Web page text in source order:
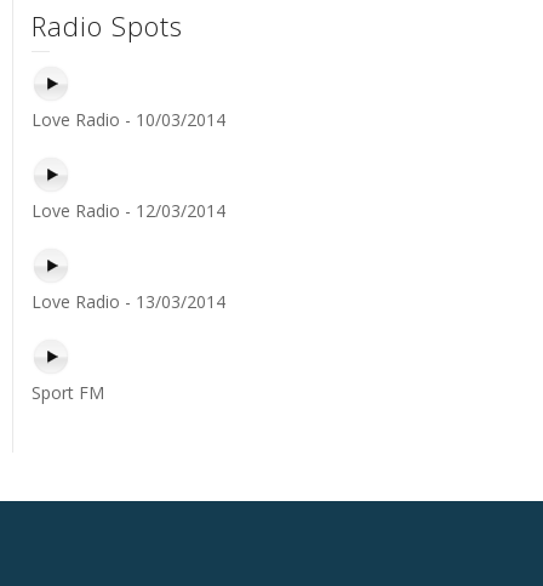
Radio Spots
Love Radio - 10/03/2014
Love Radio - 12/03/2014
Love Radio - 13/03/2014
Sport FM